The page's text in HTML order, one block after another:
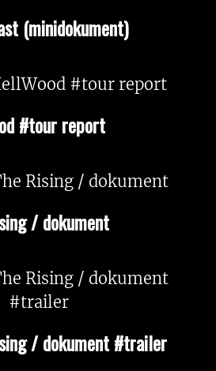
(minidokument)
#tour report
/ dokument
/ dokument #trailer